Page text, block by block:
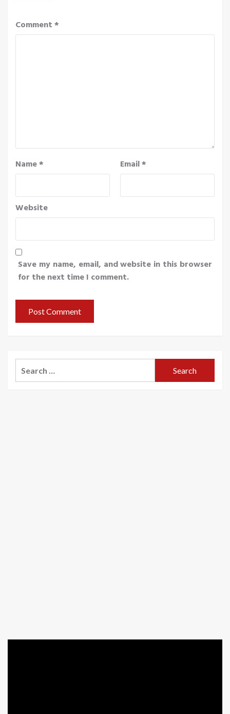
Comment*
Name* Email*
Website
Save my name, email, and website in this browser
for the next time I comment.
Search
for: